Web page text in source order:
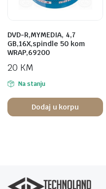
DVD-R,MYMEDIA, 4,7
GB,16X,spindle 50 kom
WRAP,69200
20 KM
Na stanju
Dodaj u korpu